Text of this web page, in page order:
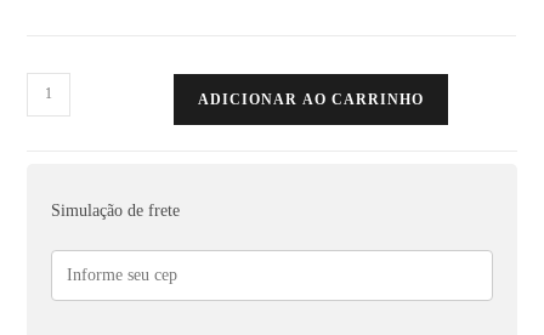
ADICIONAR AO CARRINHO
Simulação de frete